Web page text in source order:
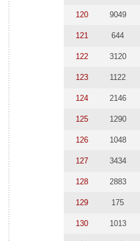
120 9049
121 644
122 3120
123 1122
124 2146
125 1290
126 1048
127 3434
128 2883
129 175
130 1013